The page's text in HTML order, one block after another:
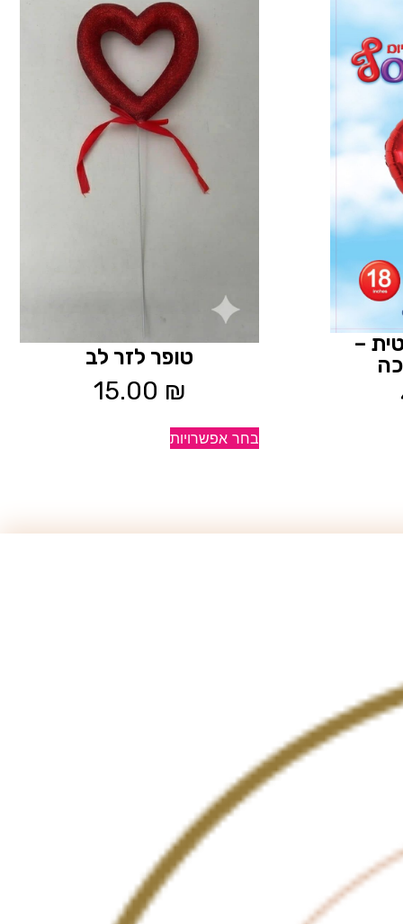
–
טופר לזר לב
15.00 ₪
בחר אפשרויות